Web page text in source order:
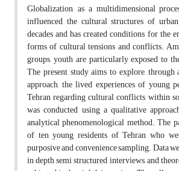
Globalization, as a multidimensional
influenced the cultural structures of
decades and has created conditions for the
forms of cultural tensions and conflicts.
groups, youth are particularly exposed to
The present study aims to explore, through
approach, the lived experiences of young
Tehran regarding cultural conflicts within
was conducted using a qualitative
analytical phenomenological method. The
of ten young residents of Tehran who
purposive and convenience sampling. Data
in depth semi structured interviews, and